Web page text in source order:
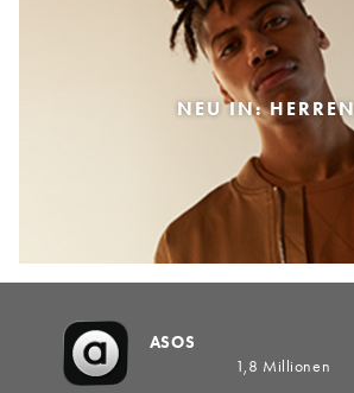
NEU IN: HERREN
ASOS
1,8 Millionen